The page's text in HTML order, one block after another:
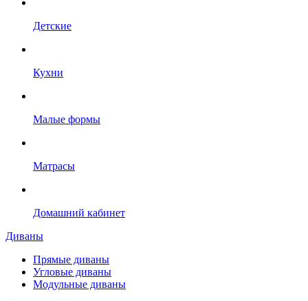
Детские
Кухни
Малые формы
Матрасы
Домашний кабинет
Диваны
Прямые диваны
Угловые диваны
Модульные диваны